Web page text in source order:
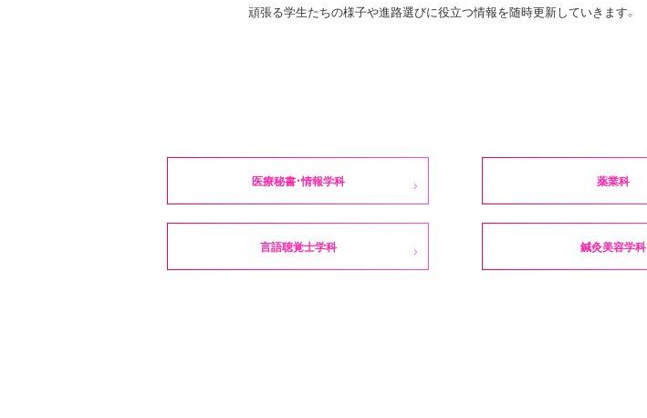
頑張る学生たちの様子や進路選びに役立つ情報を随時更新していきます。
医療秘書・情報学科 薬業科
言語聴覚士学科 鍼灸美容学科